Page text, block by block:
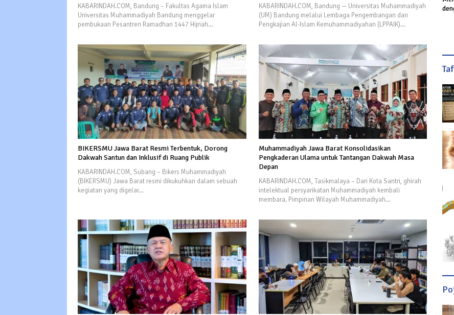
KABARINDAH.COM, Bandung – Fakultas Agama Islam
Universitas Muhammadiyah Bandung menggelar
pembukaan Pesantren Ramadhan 1447 Hijriah…
KABARINDAH.COM, Bandung — Universitas Muhammadiyah
(UM) Bandung melalui Lembaga Pengembangan dan
Pengkajian Al-Islam Kemuhammadiyahan (LPPAIK)…
BIKERSMU Jawa Barat Resmi Terbentuk, Dorong
Dakwah Santun dan Inklusif di Ruang Publik
KABARINDAH.COM, Subang – Bikers Muhammadiyah
(BIKERSMU) Jawa Barat resmi dikukuhkan dalam sebuah
kegiatan yang digelar…
Muhammadiyah Jawa Barat Konsolidasikan
Pengkaderan Ulama untuk Tantangan Dakwah Masa
Depan
KABARINDAH.COM, Tasikmalaya – Dari Kota Santri, ghirah
intelektual persyarikatan Muhammadiyah kembali
membara. Pimpinan Wilayah Muhammadiyah…